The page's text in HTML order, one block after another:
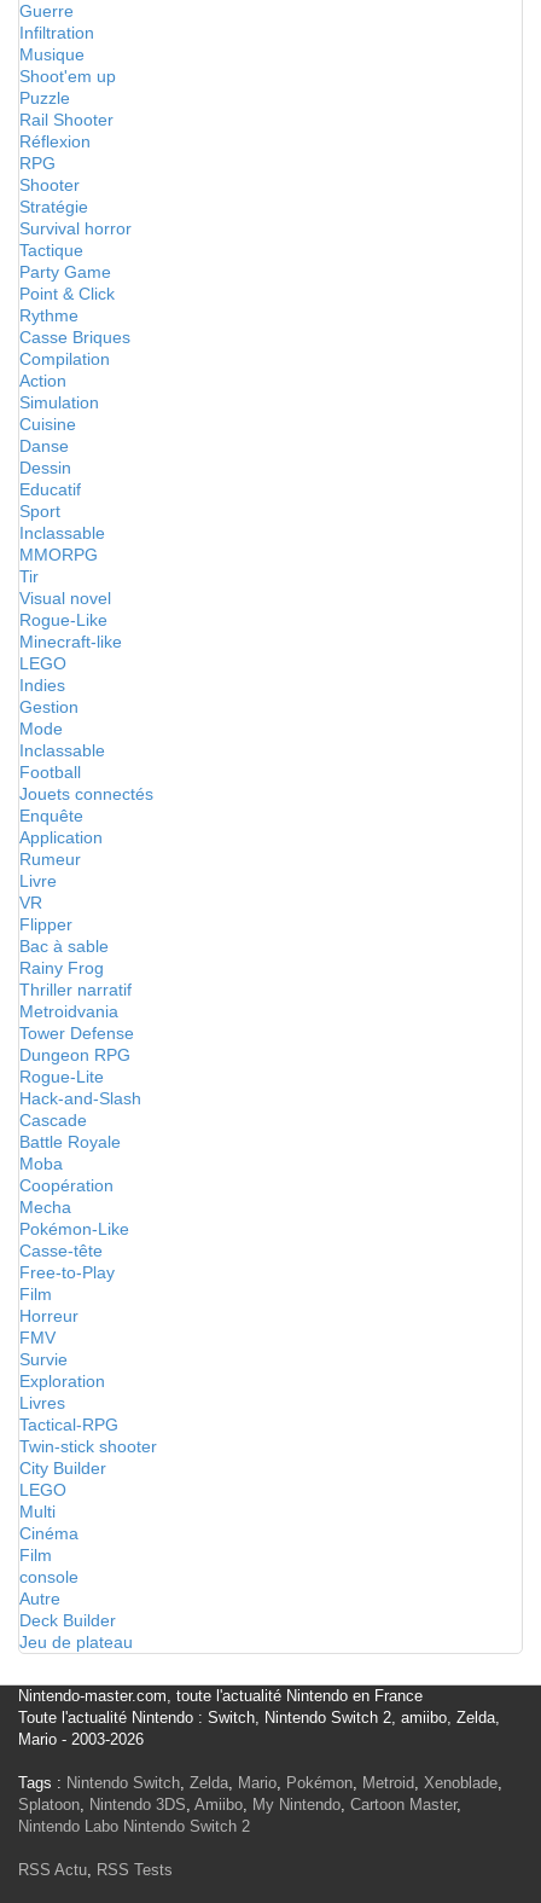
Guerre
Infiltration
Musique
Shoot'em up
Puzzle
Rail Shooter
Réflexion
RPG
Shooter
Stratégie
Survival horror
Tactique
Party Game
Point & Click
Rythme
Casse Briques
Compilation
Action
Simulation
Cuisine
Danse
Dessin
Educatif
Sport
Inclassable
MMORPG
Tir
Visual novel
Rogue-Like
Minecraft-like
LEGO
Indies
Gestion
Mode
Inclassable
Football
Jouets connectés
Enquête
Application
Rumeur
Livre
VR
Flipper
Bac à sable
Rainy Frog
Thriller narratif
Metroidvania
Tower Defense
Dungeon RPG
Rogue-Lite
Hack-and-Slash
Cascade
Battle Royale
Moba
Coopération
Mecha
Pokémon-Like
Casse-tête
Free-to-Play
Film
Horreur
FMV
Survie
Exploration
Livres
Tactical-RPG
Twin-stick shooter
City Builder
LEGO
Multi
Cinéma
Film
console
Autre
Deck Builder
Jeu de plateau
Nintendo-master.com, toute l'actualité Nintendo en France
Toute l'actualité Nintendo : Switch, Nintendo Switch 2, amiibo, Zelda,
Mario - 2003-2026
Tags : Nintendo Switch, Zelda, Mario, Pokémon, Metroid, Xenoblade,
Splatoon, Nintendo 3DS, Amiibo, My Nintendo, Cartoon Master,
Nintendo Labo Nintendo Switch 2
RSS Actu, RSS Tests